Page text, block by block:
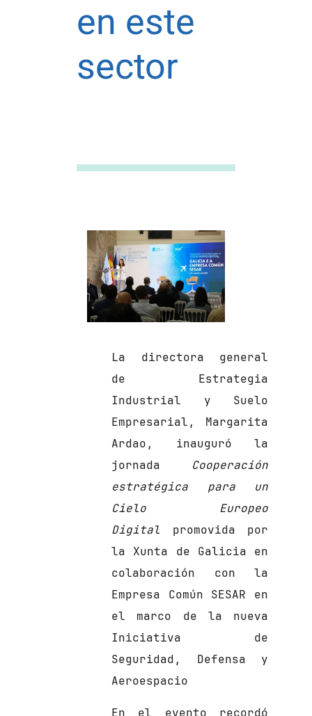
en este
sector
La directora general
de Estrategia
Industrial y Suelo
Empresarial, Margarita
Ardao, inauguró la
jornada Cooperación
estratégica para un
Cielo Europeo
Digital promovida por
la Xunta de Galicia en
colaboración con la
Empresa Común SESAR en
el marco de la nueva
Iniciativa de
Seguridad, Defensa y
Aeroespacio
En el evento recordó